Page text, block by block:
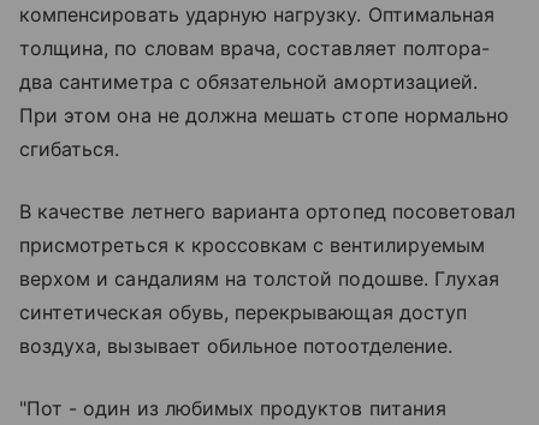
компенсировать ударную нагрузку. Оптимальная
толщина, по словам врача, составляет полтора-
два сантиметра с обязательной амортизацией.
При этом она не должна мешать стопе нормально
сгибаться.
В качестве летнего варианта ортопед посоветовал
присмотреться к кроссовкам с вентилируемым
верхом и сандалиям на толстой подошве. Глухая
синтетическая обувь, перекрывающая доступ
воздуха, вызывает обильное потоотделение.
"Пот - один из любимых продуктов питания